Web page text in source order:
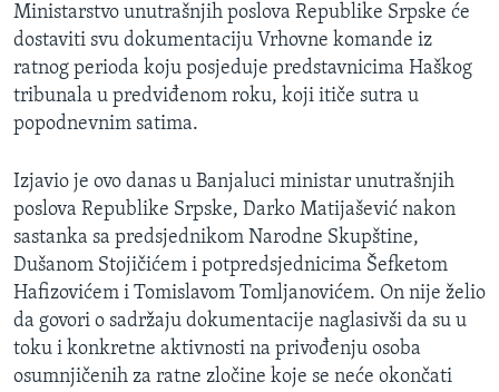
O GLASU AMERIKE
Learning English
PRATITE NAS
Jezici
Ministarstvo unutrašnjih poslova Republike Srpske će
dostaviti svu dokumentaciju Vrhovne komande iz
ratnog perioda koju posjeduje predstavnicima Haškog
tribunala u predviđenom roku, koji itiče sutra u
popodnevnim satima.
Izjavio je ovo danas u Banjaluci ministar unutrašnjih
poslova Republike Srpske, Darko Matijašević nakon
sastanka sa predsjednikom Narodne Skupštine,
Dušanom Stojičićem i potpredsjednicima Šefketom
Hafizovićem i Tomislavom Tomljanovićem. On nije želio
da govori o sadržaju dokumentacije naglasivši da su u
toku i konkretne aktivnosti na privođenju osoba
osumnjičenih za ratne zločine koje se neće okončati